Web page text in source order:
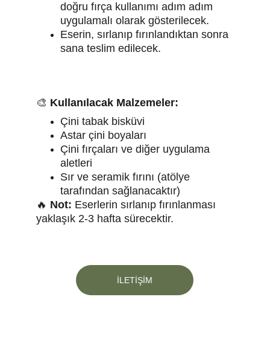
doğru fırça kullanımı adım adım
uygulamalı olarak gösterilecek.
Eserin, sırlanıp fırınlandıktan sonra
sana teslim edilecek.
🎨 Kullanılacak Malzemeler:
Çini tabak bisküvi
Astar çini boyaları
Çini fırçaları ve diğer uygulama
aletleri
Sır ve seramik fırını (atölye
tarafından sağlanacaktır)
🔥 Not: Eserlerin sırlanıp fırınlanması
yaklaşık 2-3 hafta sürecektir.
İLETİŞİM